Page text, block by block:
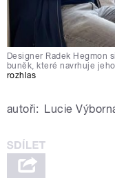
Designer Radek Hegmon
buněk, které navrhuje
rozhlas
autoři: Lucie